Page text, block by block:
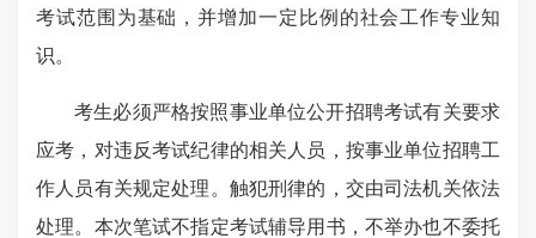
考试范围为基础，并增加一定比例的社会工作专业知
识。
考生必须严格按照事业单位公开招聘考试有关要求
应考，对违反考试纪律的相关人员，按事业单位招聘工
作人员有关规定处理。触犯刑律的，交由司法机关依法
处理。本次笔试不指定考试辅导用书，不举办也不委托